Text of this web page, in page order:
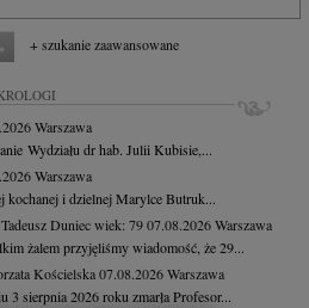
+ szukanie zaawansowane
Warszawa
Wydziału dr hab. Julii Kubisie,...
Warszawa
kochanej i dzielnej Marylce Butruk...
Duniecwiek: 7907.08.2026Warszawa
żalem przyjęliśmy wiadomość, że 29...
Kościelska07.08.2026Warszawa
3 sierpnia 2026 roku zmarła Profesor...